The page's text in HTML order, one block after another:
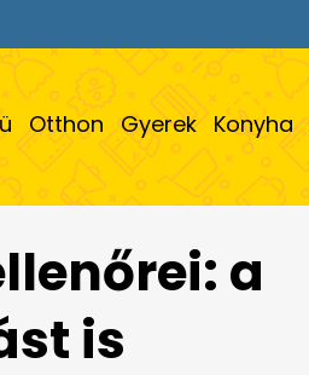
Otthon Gyerek Konyha
a
is